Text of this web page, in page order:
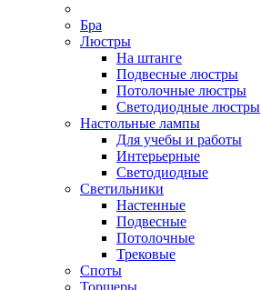
Бра
Люстры
На штанге
Подвесные люстры
Потолочные люстры
Светодиодные люстры
Настольные лампы
Для учебы и работы
Интерьерные
Светодиодные
Светильники
Настенные
Подвесные
Потолочные
Трековые
Споты
Торшеры